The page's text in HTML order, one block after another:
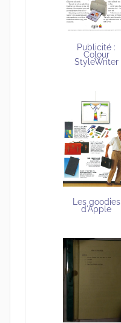
Publicité :
Colour
StyleWriter
Les goodies
d'Apple